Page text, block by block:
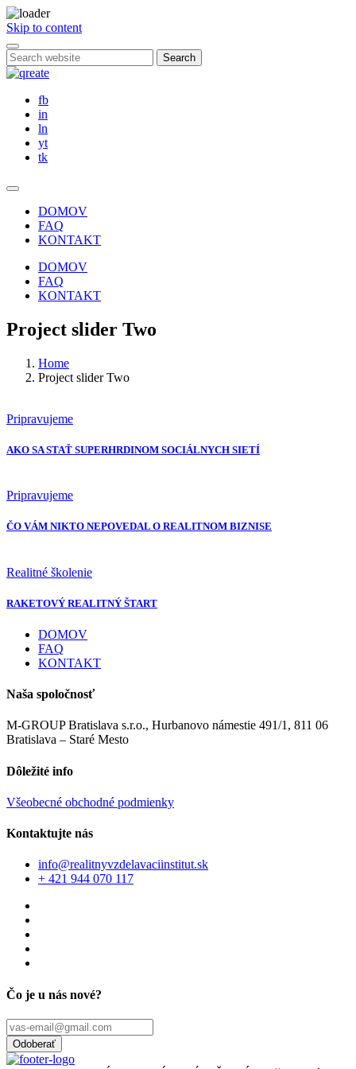
Skip to content
Search
fb
in
ln
yt
tk
DOMOV
FAQ
KONTAKT
DOMOV
FAQ
KONTAKT
Project slider Two
Home
Project slider Two
Pripravujeme
AKO SA STAŤ SUPERHRDINOM SOCIÁLNYCH SIETÍ
Pripravujeme
ČO VÁM NIKTO NEPOVEDAL O REALITNOM BIZNISE
Realitné školenie
RAKETOVÝ REALITNÝ ŠTART
DOMOV
FAQ
KONTAKT
Naša spoločnosť
M-GROUP Bratislava s.r.o., Hurbanovo námestie 491/1, 811 06
Bratislava – Staré Mesto
Dôležité info
Všeobecné obchodné podmienky
Kontaktujte nás
info@realitnyvzdelavaciinstitut.sk
+ 421 944 070 117
Čo je u nás nové?
Odoberať